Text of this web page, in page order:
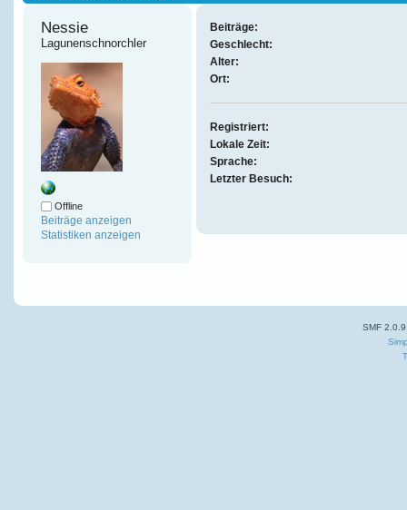
Nessie
Lagunenschnorchler
Offline
Beiträge anzeigen
Statistiken anzeigen
Beiträge:
Geschlecht:
Alter:
Ort:
Registriert:
Lokale Zeit:
Sprache:
Letzter Besuch:
SMF 2.0.9